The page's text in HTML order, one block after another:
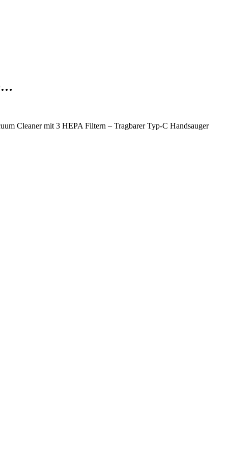
Cleaner mit 3 HEPA Filtern – Tragbarer Typ-C Handsauger